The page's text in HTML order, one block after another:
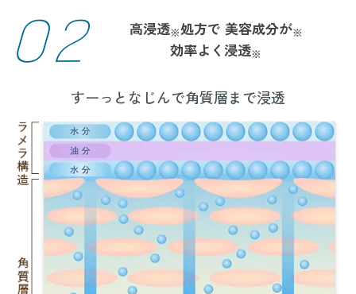
02 高浸透※処方で 美容成分が※
効率よく浸透※
すーっとなじんで角質層まで浸透